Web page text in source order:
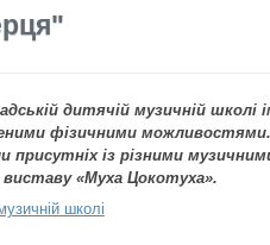
дитячій музичній школі
фізичними можливостями.
присутніх із різними
«Муха Цокотуха».
школі